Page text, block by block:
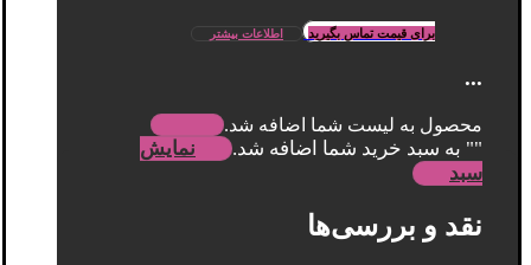
برای قیمت تماس بگیرید اطلاعات بیشتر
...
محصول به لیست شما اضافه شد.
"" به سبد خرید شما اضافه شد.
نمایش
سبد
نقد و بررسی‌ها